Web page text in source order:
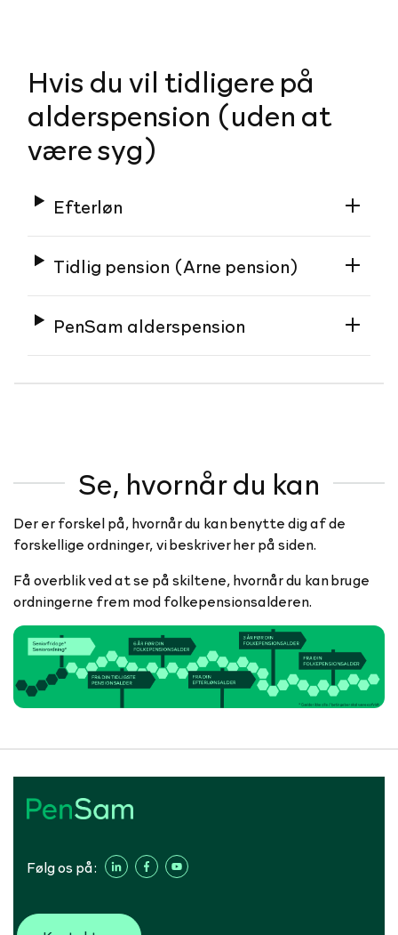
Hvis du vil tidligere på
alderspension (uden at
være syg)
Efterløn
Tidlig pension (Arne pension)
PenSam alderspension
Se, hvornår du kan
Der er forskel på, hvornår du kan benytte dig af de
forskellige ordninger, vi beskriver her på siden.
Få overblik ved at se på skiltene, hvornår du kan bruge
ordningerne frem mod folkepensionsalderen.
Følg os på: